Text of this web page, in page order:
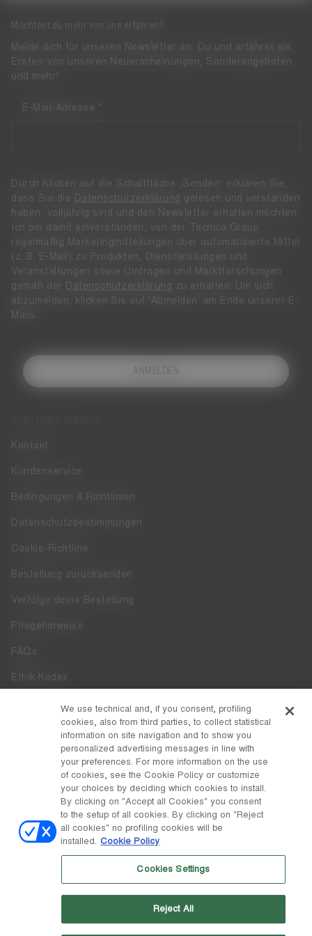
Kontakt
Kundenservice
Bedingungen & Richtlinien
Datenschutzbestimmungen
Cookie-Richtline
Bestellung zurücksenden
Verfolge deine Bestellung
Pflegehinweise
FAQs
Ethik-Kodex
Whistleblowing
Zugänglichkeit
DISCOVER MOON BOOT
Facebook
LAND / WÄHRUNG
Belgien / € ändern
S.p.A. untersteht. Sitz in Giavera del Montello (TV) - Via Fante d'Italia
n. 56 | Grundkapital € 38.533.835,00 voll eingezahlt | Unternehmen
Möchtest du mehr von uns erfahren?
Melde dich für unseren Newsletter an: Du und erfährst als
Erste/r von unseren Neuerscheinungen, Sonderangeboten
und mehr!
E-Mail-Adresse
Durch Klicken auf die Schaltfläche „Senden“ erklären Sie,
dass Sie die Datenschutzerklärung gelesen und verstanden
haben, volljährig sind und den Newsletter erhalten möchten.
Ich bin damit einverstanden, von der Tecnica Group
regelmäßig Marketingmitteilungen über automatisierte Mittel
(z. B. E-Mail) zu Produkten, Dienstleistungen und
Veranstaltungen sowie Umfragen und Marktforschungen
gemäß der Datenschutzerklärung zu erhalten. Um sich
abzumelden, klicken Sie auf 'Abmelden' am Ende unserer E-
Mails.
ANMELDEN
We use technical and, if you consent, profiling
cookies, also from third parties, to collect statistical
information on site navigation and to show you
personalized advertising messages in line with
your preferences. For more information on the use
of cookies, see the Cookie Policy or customize
your choices by deciding which cookies to install.
By clicking on "Accept all Cookies" you consent
to the setup of all cookies. By clicking on "Reject
all cookies" no profiling cookies will be
installed. Cookie Policy
Cookies Settings
Reject All